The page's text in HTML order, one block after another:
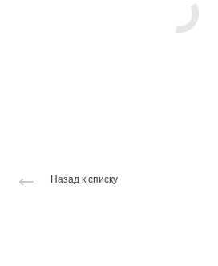
Назад к списку